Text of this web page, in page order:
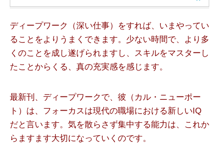
ディープワーク（深い仕事）をすれば、いまやってい
ることをよりうまくできます。少ない時間で、より多
くのことを成し遂げられますし、スキルをマスターし
たことからくる、真の充実感を感じます。
最新刊、ディープワークで、彼（カル・ニューポー
ト）は、フォーカスは現代の職場における新しいIQ
だと言います。気を散らさず集中する能力は、これか
らますます大切になっていくのです。